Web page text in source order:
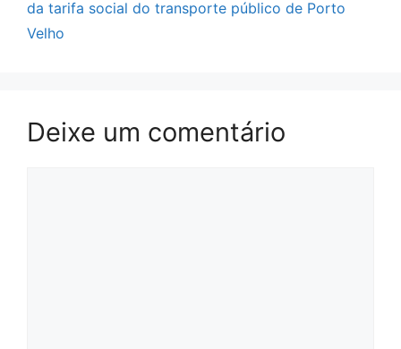
da tarifa social do transporte público de Porto
Velho
Deixe um comentário